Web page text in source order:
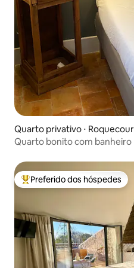
Quarto privativo ⋅
Quarto bonito com banheiro
Entre os melhores
Preferido dos hóspedes